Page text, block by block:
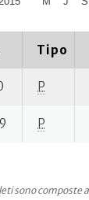
Tipo
P
P
sono composte